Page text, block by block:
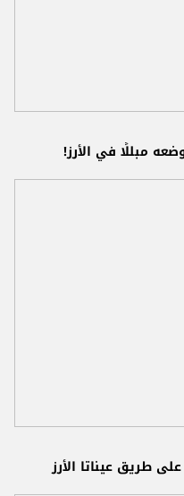
مبللًا في الأرز!